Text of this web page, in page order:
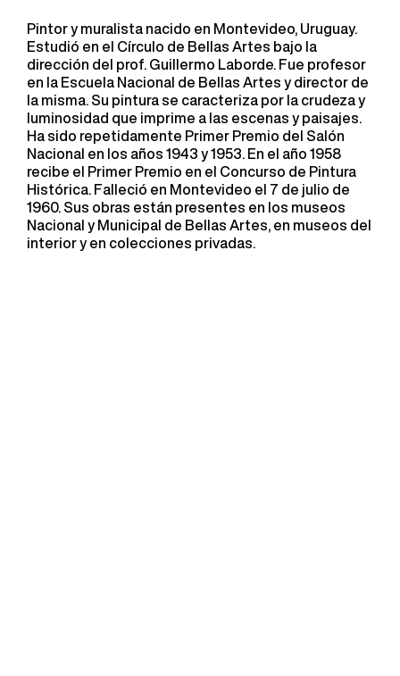
Pintor y muralista nacido en Montevideo, Uruguay.
Estudió en el Círculo de Bellas Artes bajo la
dirección del prof. Guillermo Laborde. Fue profesor
en la Escuela Nacional de Bellas Artes y director de
la misma. Su pintura se caracteriza por la crudeza y
luminosidad que imprime a las escenas y paisajes.
Ha sido repetidamente Primer Premio del Salón
Nacional en los años 1943 y 1953. En el año 1958
recibe el Primer Premio en el Concurso de Pintura
Histórica. Falleció en Montevideo el 7 de julio de
1960. Sus obras están presentes en los museos
Nacional y Municipal de Bellas Artes, en museos del
interior y en colecciones privadas.